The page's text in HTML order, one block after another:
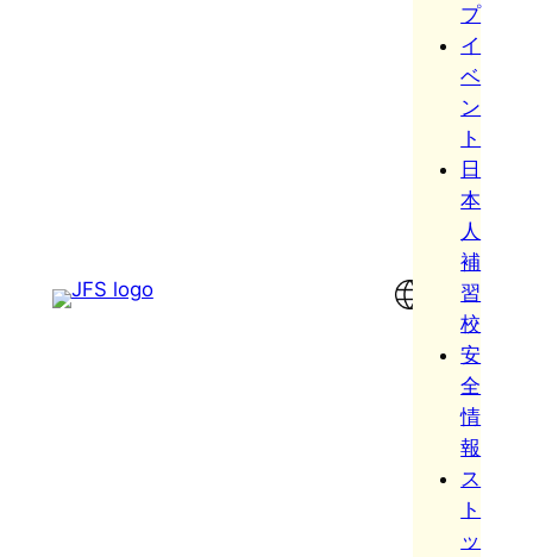
プ
イ
ベ
ン
ト
日
本
人
補
習
校
安
全
情
報
ス
ト
ッ